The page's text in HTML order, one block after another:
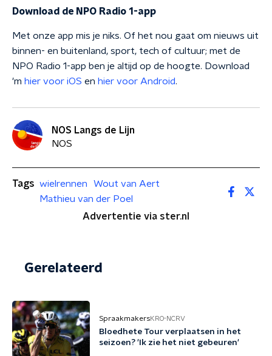
Download de NPO Radio 1-app
Met onze app mis je niks. Of het nou gaat om nieuws uit
binnen- en buitenland, sport, tech of cultuur; met de
NPO Radio 1-app ben je altijd op de hoogte. Download
'm hier voor iOS en hier voor Android.
NOS Langs de Lijn
NOS
Tags wielrennen
Wout van Aert
Mathieu van der Poel
Advertentie via ster.nl
Gerelateerd
SpraakmakersKRO-NCRV
Bloedhete Tour verplaatsen in het
seizoen? 'Ik zie het niet gebeuren'